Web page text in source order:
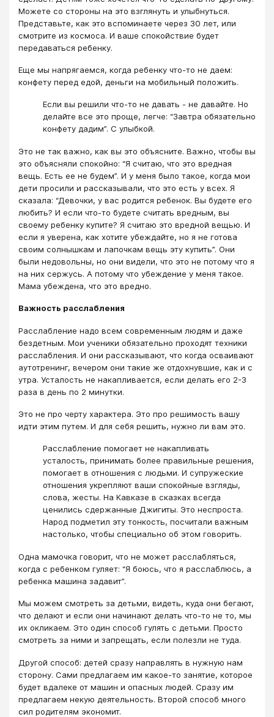
Можете со стороны на это взглянуть и улыбнуться.
Представьте, как это вспоминаете через 30 лет, или
смотрите из космоса. И ваше спокойствие будет
передаваться ребенку.
Еще мы напрягаемся, когда ребенку что-то не даем:
конфету перед едой, деньги на мобильный положить.
Если вы решили что-то не давать - не давайте. Но
делайте все это проще, легче: “Завтра обязательно
конфету дадим”. С улыбкой.
Это не так важно, как вы это объясните. Важно, чтобы вы
это объясняли спокойно: “Я считаю, что это вредная
вещь. Есть ее не будем”. И у меня было такое, когда мои
дети просили и рассказывали, что это есть у всех. Я
сказала: “Девочки, у вас родится ребенок. Вы будете его
любить? И если что-то будете считать вредным, вы
своему ребенку купите? Я считаю это вредной вещью. И
если я уверена, как хотите убеждайте, но я не готова
своим солнышкам и лапочкам вещь эту купить”. Они
были недовольны, но они видели, что это не потому что я
на них сержусь. А потому что убеждение у меня такое.
Мама убеждена, что это вредно.
Важность расслабления
Расслабление надо всем современным людям и даже
бездетным. Мои ученики обязательно проходят техники
расслабления. И они рассказывают, что когда осваивают
аутотренинг, вечером они такие же отдохнувшие, как и с
утра. Усталость не накапливается, если делать его 2-3
раза в день по 2 минутки.
Это не про черту характера. Это про решимость вашу
идти этим путем. И для себя решить, нужно ли вам это.
Расслабление помогает не накапливать
усталость, принимать более правильные решения,
помогает в отношения с людьми. И супружеские
отношения укрепляют ваши спокойные взгляды,
слова, жесты. На Кавказе в сказках всегда
ценились сдержанные Джигиты. Это неспроста.
Народ подметил эту тонкость, посчитали важным
настолько, чтобы специально об этом говорить.
Одна мамочка говорит, что не может расслабляться,
когда с ребенком гуляет: “Я боюсь, что я расслаблюсь, а
ребенка машина задавит”.
Мы можем смотреть за детьми, видеть, куда они бегают,
что делают и если они начинают делать что-то не то, мы
их окликаем. Это один способ гулять с детьми. Просто
смотреть за ними и запрещать, если полезли не туда.
Другой способ: детей сразу направлять в нужную нам
сторону. Сами предлагаем им какое-то занятие, которое
будет вдалеке от машин и опасных людей. Сразу им
предлагаем некую деятельность. Второй способ много
сил родителям экономит.